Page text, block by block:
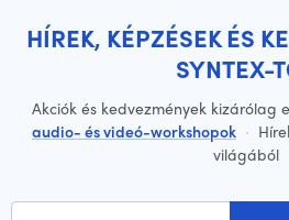
HÍREK, KÉPZÉSEK ÉS
SYNTEX-
Akciók és kedvezmények kizárólag
audio- és videó-workshopok ·
világából